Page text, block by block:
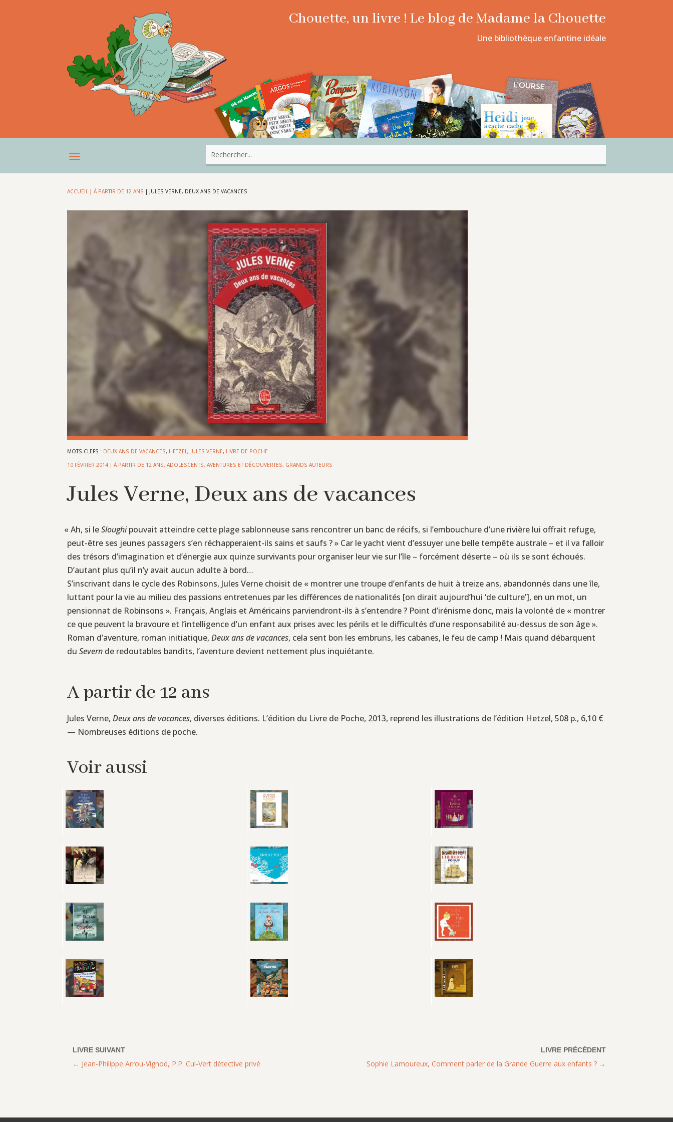
Chouette, un livre ! Le blog de Madame la Chouette
Une bibliothèque enfantine idéale
ACCUEIL |À PARTIR DE 12 ANS | JULES VERNE, DEUX ANS DE VACANCES
MOTS-CLEFS : DEUX ANS DE VACANCES, HETZEL, JULES VERNE, LIVRE DE POCHE
10 FÉVRIER 2014 |À PARTIR DE 12 ANS,ADOLESCENTS,AVENTURES ET DÉCOUVERTES, GRANDS AUTEURS
Jules Verne, Deux ans de vacances
« Ah, si leSloughipouvait atteindre cette plage sablonneuse sans rencontrer un banc de récifs, si l’embouchure d’une rivière lui offrait refuge,
peut-être ses jeunes passagers s’en réchapperaient-ils sains et saufs ? » Car le yacht vient d’essuyer une belle tempête australe – et il va falloir
des trésors d’imagination et d’énergie aux quinze survivants pour organiser leur vie sur l’île – forcément déserte – où ils se sont échoués.
D’autant plus qu’il n’y avait aucun adulte à bord…
S’inscrivant dans le cycle des Robinsons, Jules Verne choisit de « montrer une troupe d’enfants de huit à treize ans, abandonnés dans une île,
luttant pour la vie au milieu des passions entretenues par les différences de nationalités [on dirait aujourd’hui ‘de culture’], en un mot, un
pensionnat de Robinsons ». Français, Anglais et Américains parviendront-ils à s’entendre ? Point d’irénisme donc, mais la volonté de « montrer
ce que peuvent la bravoure et l’intelligence d’un enfant aux prises avec les périls et le difficultés d’une responsabilité au-dessus de son âge ».
Roman d’aventure, roman initiatique,Deux ans de vacances, cela sent bon les embruns, les cabanes, le feu de camp ! Mais quand débarquent
duSevern de redoutables bandits, l’aventure devient nettement plus inquiétante.
A partir de 12 ans
Jules Verne,Deux ans de vacances, diverses éditions. L’édition du Livre de Poche, 2013, reprend les illustrations de l’édition Hetzel, 508 p., 6,10 €
— Nombreuses éditions de poche.
Voir aussi
Sophie Lamoureux, Comment parler de la Grande Guerre aux enfants ?
Jean-Philippe Arrou-Vignod, P.P. Cul-Vert détective privé